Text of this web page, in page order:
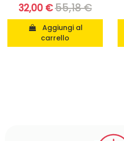
32,00 €55,18 €
carrello